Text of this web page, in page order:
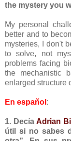
the mystery you
My personal
better and to
mysteries, I don't
to solve, not
problems facing
the mechanistic
enlarged structure
En español :
1. DecíaAdrian
útil si no sabes